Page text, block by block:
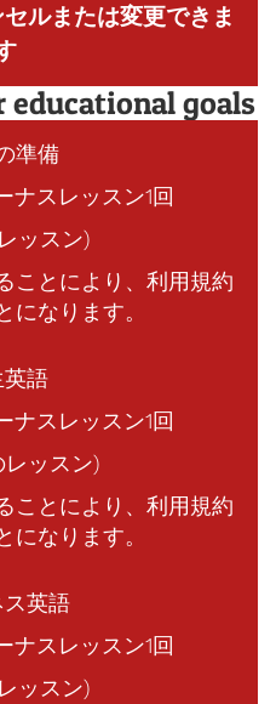
ルまたは変更できま
educational goals
準備
ナスレッスン1回
ッスン)
ことにより、利用規約
になります。
語
ナスレッスン1回
ッスン)
ことにより、利用規約
になります。
ス英語
ナスレッスン1回
ッスン)